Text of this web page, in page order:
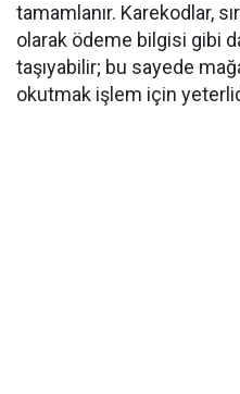
tamamlanır. Karekodlar,
olarak ödeme bilgisi gibi
taşıyabilir; bu sayede
okutmak işlem için